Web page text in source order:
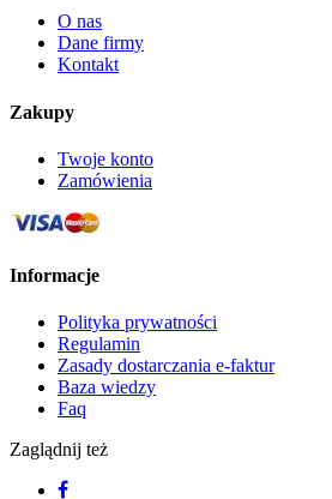
O nas
Dane firmy
Kontakt
Zakupy
Twoje konto
Zamówienia
Informacje
Polityka prywatności
Regulamin
Zasady dostarczania e-faktur
Baza wiedzy
Faq
Zaglądnij też